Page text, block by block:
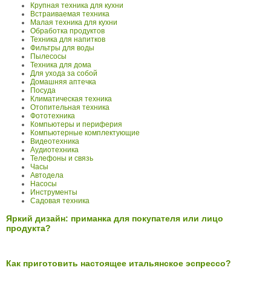
Крупная техника для кухни
Встраиваемая техника
Малая техника для кухни
Обработка продуктов
Техника для напитков
Фильтры для воды
Пылесосы
Техника для дома
Для ухода за собой
Домашняя аптечка
Посуда
Климатическая техника
Отопительная техника
Фототехника
Компьютеры и периферия
Компьютерные комплектующие
Видеотехника
Аудиотехника
Телефоны и связь
Часы
Автодела
Насосы
Инструменты
Садовая техника
Яркий дизайн: приманка для покупателя или лицо
продукта?
Как приготовить настоящее итальянское эспрессо?